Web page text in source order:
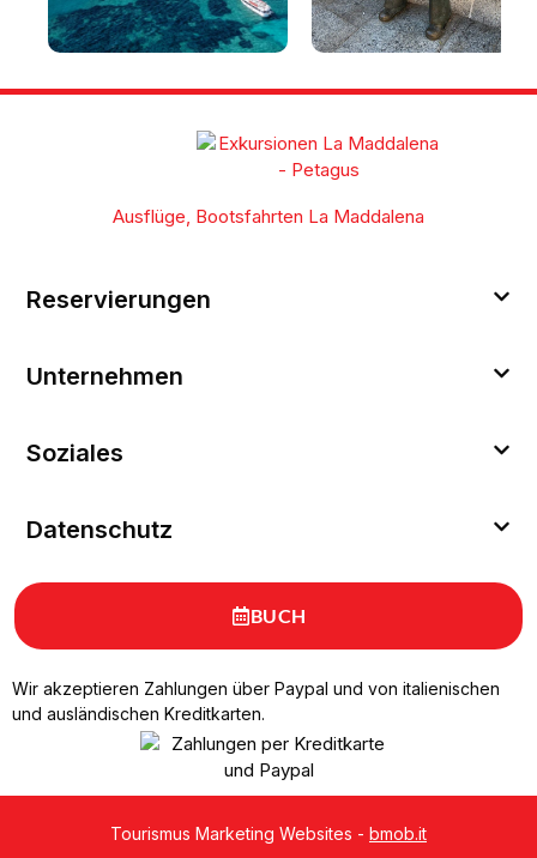
La Maddalena und der
Sehenswürdigkeiten und
La Maddalena
Sehenswürdigkeiten auf
Tag [mit
Ausflüge, Bootsfahrten La Maddalena
Reservierungen
Unternehmen
Soziales
Datenschutz
BUCH
Wir akzeptieren Zahlungen über Paypal und von italienischen
und ausländischen Kreditkarten.
Tourismus Marketing Websites - bmob.it